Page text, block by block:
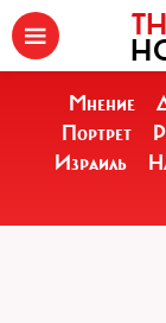
Мнение
Портрет
Израиль